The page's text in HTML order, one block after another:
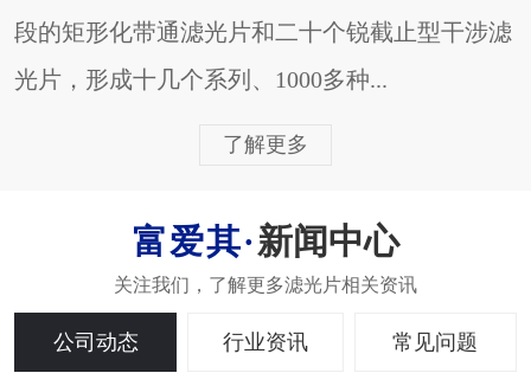
段的矩形化带通滤光片和二十个锐截止型干涉滤
光片，形成十几个系列、1000多种...
了解更多
新闻中心
公司动态 行业资讯 常见问题